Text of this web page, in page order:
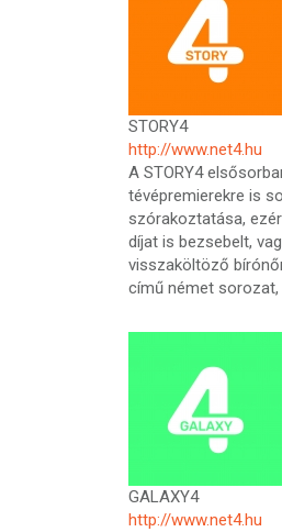
STORY4
http://www.net4.hu
A STORY4
tévépremierekre is
szórakoztatása,
díjat is bezsebelt,
visszaköltöző
című német sorozat,
GALAXY4
http://www.net4.hu